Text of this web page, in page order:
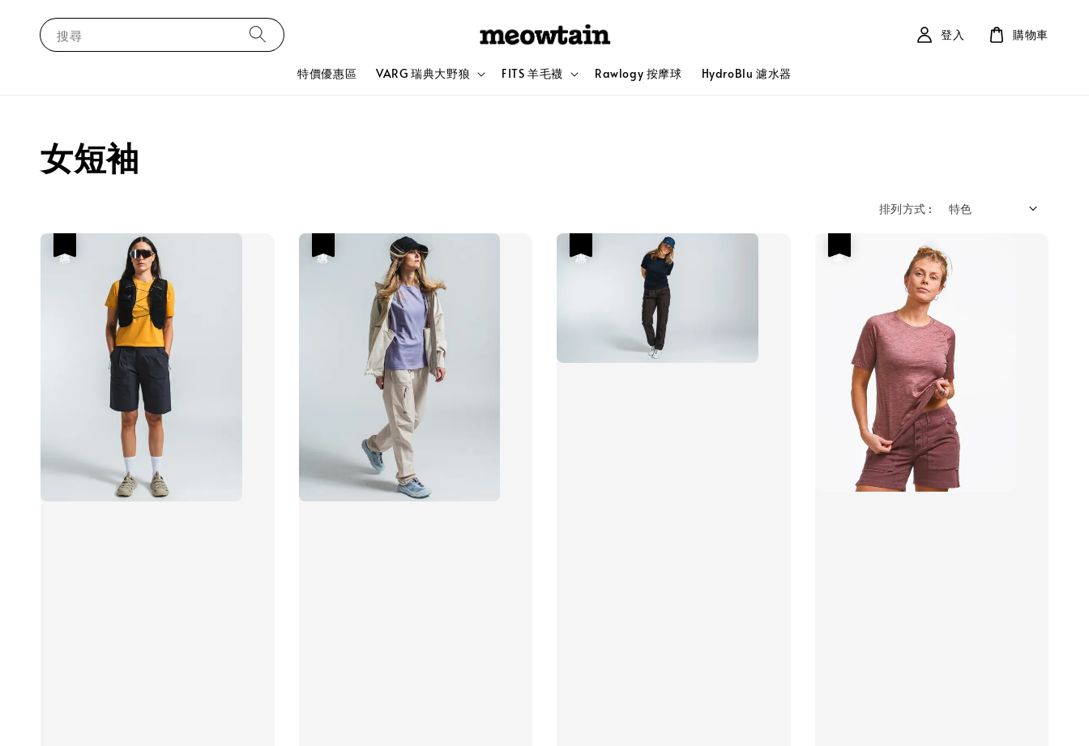
搜尋
特價優惠區 VARG 瑞典大野狼 FITS 羊毛襪 Rawlogy 按摩球 HydroBlu 濾水器
登入 購物車
女短袖
排列方式 :